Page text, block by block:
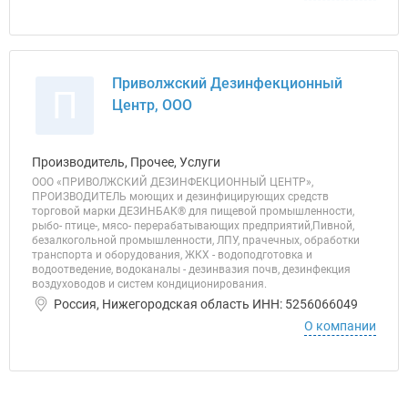
Приволжский Дезинфекционный
Центр, ООО
Производитель, Прочее, Услуги
ООО «ПРИВОЛЖСКИЙ ДЕЗИНФЕКЦИОННЫЙ ЦЕНТР»,
ПРОИЗВОДИТЕЛЬ моющих и дезинфицирующих средств
торговой марки ДЕЗИНБАК® для пищевой промышленности,
рыбо- птице-, мясо- перерабатывающих предприятий,Пивной,
безалкогольной промышленности, ЛПУ, прачечных, обработки
транспорта и оборудования, ЖКХ - водоподготовка и
водоотведение, водоканалы - дезинвазия почв, дезинфекция
воздуховодов и систем кондиционирования.
Россия, Нижегородская область ИНН: 5256066049
О компании